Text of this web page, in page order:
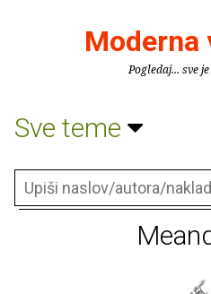
Moderna
Pogledaj... sve
Sve teme